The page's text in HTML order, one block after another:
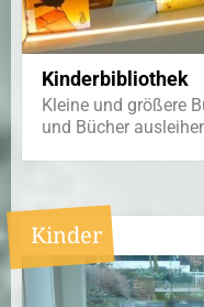
Kinderbibliothek
Kleine und größere
und Bücher
Kinder